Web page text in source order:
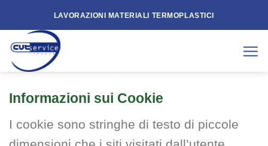
content
LAVORAZIONI MATERIALI TERMOPLASTICI
Informazioni sui Cookie
I cookie sono stringhe di testo di piccole